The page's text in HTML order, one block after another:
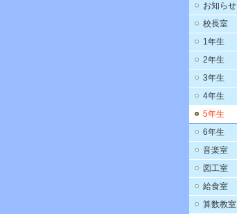
お知らせ
校長室
1年生
2年生
3年生
4年生
5年生
6年生
音楽室
図工室
給食室
算数教室